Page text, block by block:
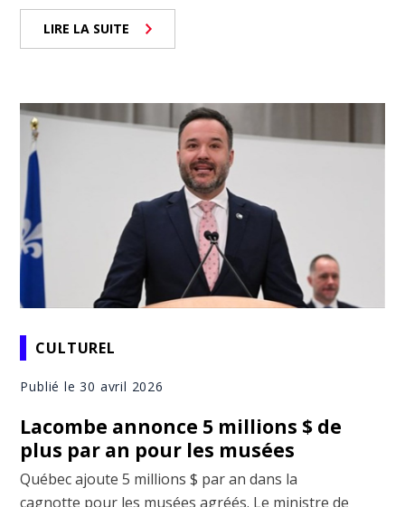
LIRE LA SUITE
CULTUREL
Publié le 30 avril 2026
Lacombe annonce 5 millions $ de
plus par an pour les musées
Québec ajoute 5 millions $ par an dans la
cagnotte pour les musées agréés. Le ministre de